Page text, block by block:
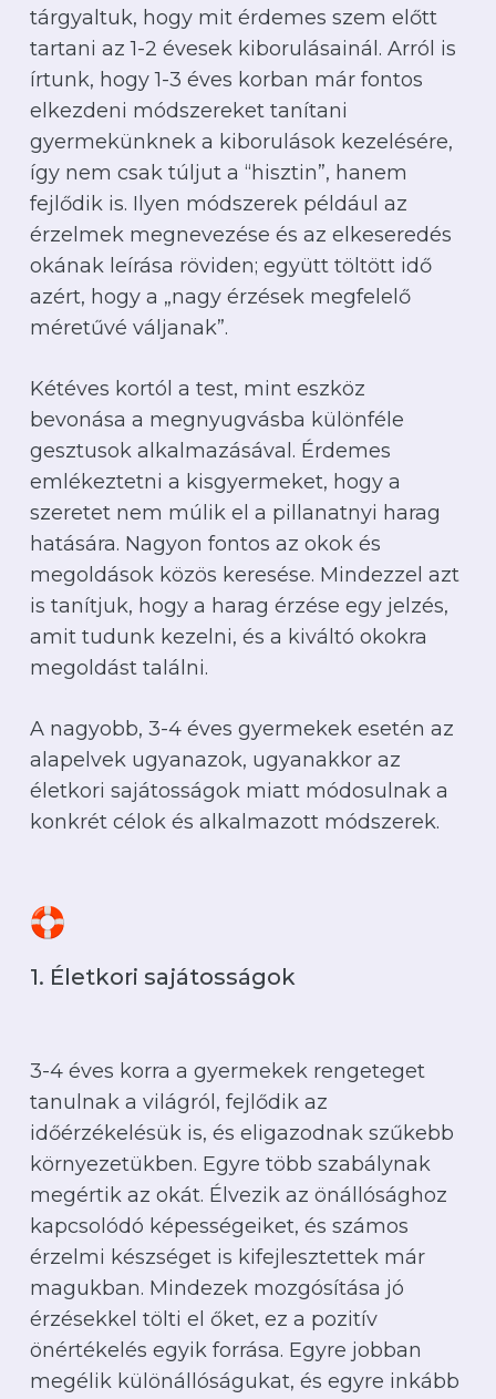
tárgyaltuk, hogy mit érdemes szem előtt
tartani az 1-2 évesek kiborulásainál. Arról is
írtunk, hogy 1-3 éves korban már fontos
elkezdeni módszereket tanítani
gyermekünknek a kiborulások kezelésére,
így nem csak túljut a “hisztin”, hanem
fejlődik is. Ilyen módszerek például az
érzelmek megnevezése és az elkeseredés
okának leírása röviden; együtt töltött idő
azért, hogy a „nagy érzések megfelelő
méretűvé váljanak”.
Kétéves kortól a test, mint eszköz
bevonása a megnyugvásba különféle
gesztusok alkalmazásával. Érdemes
emlékeztetni a kisgyermeket, hogy a
szeretet nem múlik el a pillanatnyi harag
hatására. Nagyon fontos az okok és
megoldások közös keresése. Mindezzel azt
is tanítjuk, hogy a harag érzése egy jelzés,
amit tudunk kezelni, és a kiváltó okokra
megoldást találni.
A nagyobb, 3-4 éves gyermekek esetén az
alapelvek ugyanazok, ugyanakkor az
életkori sajátosságok miatt módosulnak a
konkrét célok és alkalmazott módszerek.
1. Életkori sajátosságok
3-4 éves korra a gyermekek rengeteget
tanulnak a világról, fejlődik az
időérzékelésük is, és eligazodnak szűkebb
környezetükben. Egyre több szabálynak
megértik az okát. Élvezik az önállósághoz
kapcsolódó képességeiket, és számos
érzelmi készséget is kifejlesztettek már
magukban. Mindezek mozgósítása jó
érzésekkel tölti el őket, ez a pozitív
önértékelés egyik forrása. Egyre jobban
megélik különállóságukat, és egyre inkább